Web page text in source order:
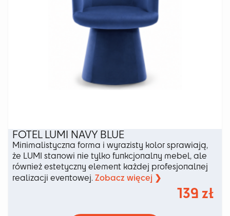
FOTEL LUMI NAVY BLUE
Minimalistyczna forma i wyrazisty kolor sprawiają,
że LUMI stanowi nie tylko funkcjonalny mebel, ale
również estetyczny element każdej profesjonalnej
realizacji eventowej. Zobacz więcej ❯
139 zł